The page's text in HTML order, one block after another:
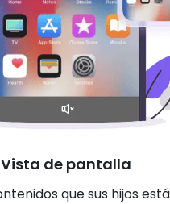
Vista de pantalla
que sus hijos